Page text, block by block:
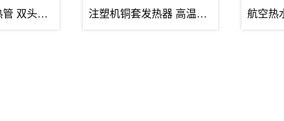
工业耐高温发热管 双头法兰电加热管 不锈··· 注塑机铜套发热器 高温单头加热管 空气干···